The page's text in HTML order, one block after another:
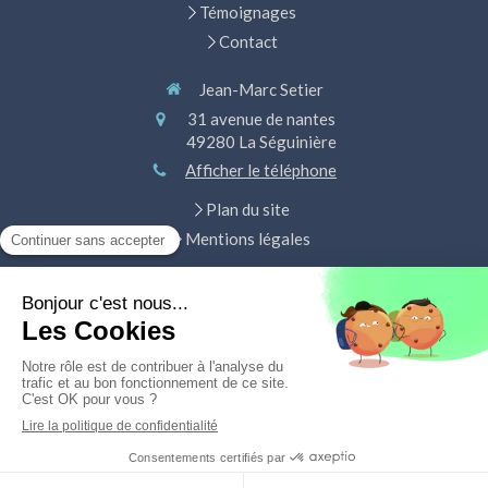
Témoignages
Contact
Jean-Marc Setier
31 avenue de nantes
49280 La Séguinière
Afficher le téléphone
Plan du site
Mentions légales
Diététique chinoise, qi Cong, massage énergétique,
acupuncture, pharmacopée, bilan énergétique